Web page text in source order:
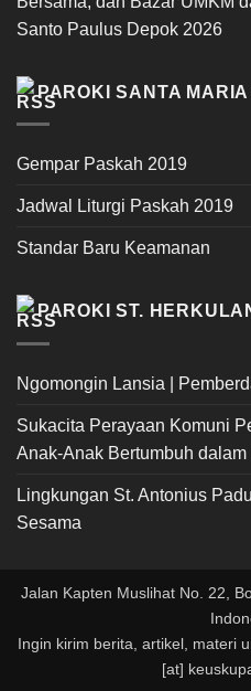
Santo Paulus Depok 2026
PAROKI SANTA
Gempar Paskah 2019
Jadwal Liturgi Paskah 2019
Standar Baru Keamanan
PAROKI ST.
Ngomongin Lansia |
Sukacita Perayaan Komuni
Anak-Anak Bertumbuh dalam
Lingkungan St. Antonius
Sesama
Jalan Kapten Muslihat No. 22,
Ingin kirim berita, artikel, materi
[at]